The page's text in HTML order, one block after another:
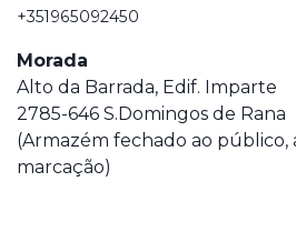
+351965092450
Morada
Alto da Barrada, Edif. Imparte
2785-646 S.Domingos de Rana
(Armazém fechado ao
marcação)